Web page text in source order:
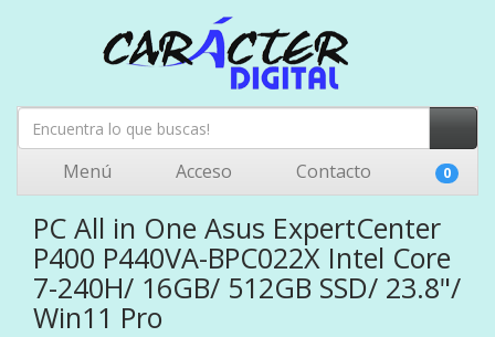
Menú Acceso Contacto 0
PC All in One Asus ExpertCenter
P400 P440VA-BPC022X Intel Core
7-240H/ 16GB/ 512GB SSD/ 23.8"/
Win11 Pro